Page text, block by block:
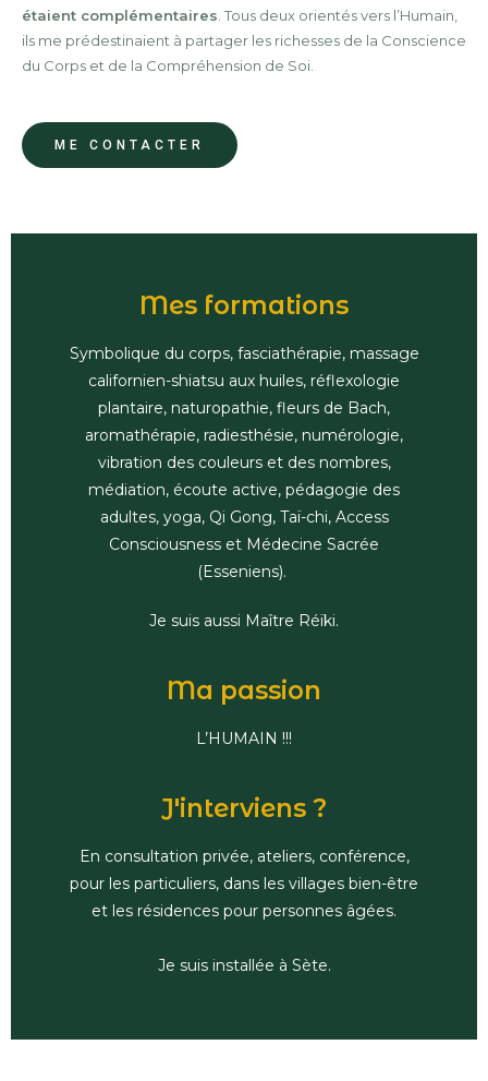
étaient complémentaires . Tous deux orientés vers l’Humain,
ils me prédestinaient à partager les richesses de la Conscience
du Corps et de la Compréhension de Soi.
ME CONTACTER
Mes formations
Symbolique du corps, fasciathérapie, massage
californien-shiatsu aux huiles, réflexologie
plantaire, naturopathie, fleurs de Bach,
aromathérapie, radiesthésie, numérologie,
vibration des couleurs et des nombres,
médiation, écoute active, pédagogie des
adultes, yoga, Qi Gong, Taï-chi, Access
Consciousness et Médecine Sacrée
(Esseniens).
Je suis aussi Maître Réïki.
Ma passion
L’HUMAIN !!!
J'interviens ?
En consultation privée, ateliers, conférence,
pour les particuliers, dans les villages bien-être
et les résidences pour personnes âgées.
Je suis installée à Sète.